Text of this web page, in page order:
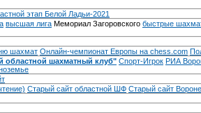
этап Белой Ладьи-2021
высшая лига Мемориал Загоровского быстрые
шахмат Онлайн-чемпионат Европы на chess.com
областной шахматный клуб" Спорт-Игрок РИА
Старый сайт областной ШФ Старый сайт